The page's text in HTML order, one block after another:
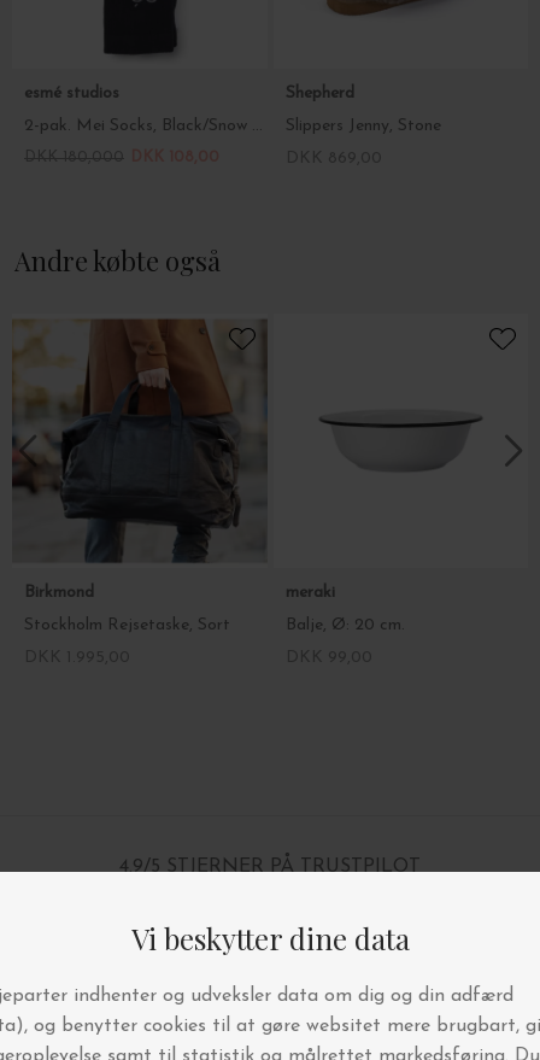
esmé studios
2-pak. Mei Socks, Black/Snow White
Shepherd
Slippers Jenny, Stone
Andre købte også
Birkmond
Stockholm Rejsetaske, Sort
meraki
Balje, Ø: 20 cm.
4.9/5 STJERNER PÅ TRUSTPILOT